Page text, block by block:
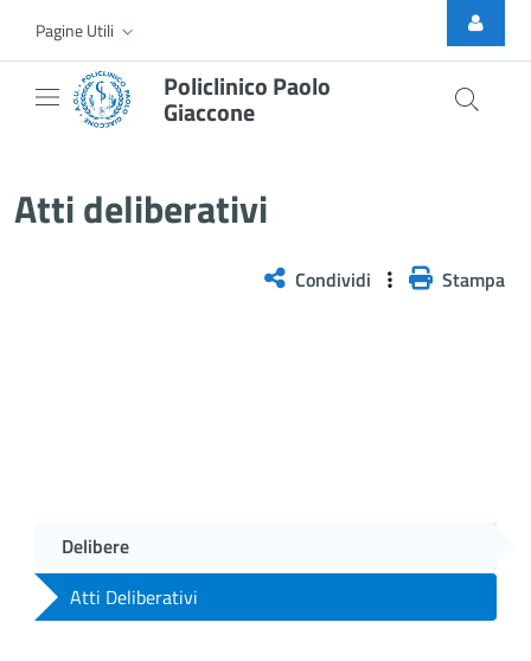
Skip to Main Content
Pagine Utili
Policlinico Paolo
Giaccone
Atti deliberativi
Condividi Stampa
Delibere
Atti Deliberativi